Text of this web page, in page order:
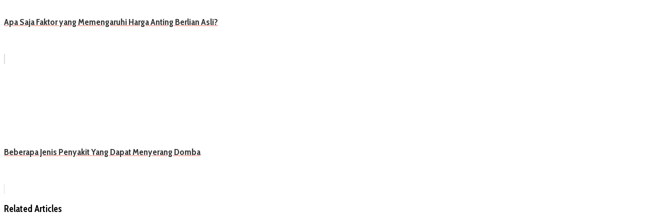
Apa Saja Faktor yang Memengaruhi Harga Anting Berlian Asli?
Beberapa Jenis Penyakit Yang Dapat Menyerang Domba
Related Articles